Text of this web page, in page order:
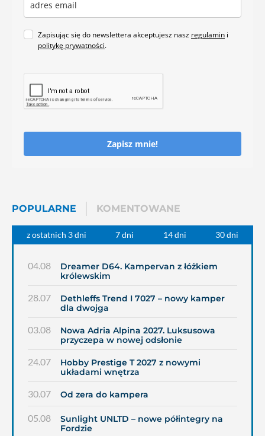
Zapisując się do newslettera akceptujesz nasz regulamin i
politykę prywatności.
Zapisz mnie!
POPULARNE KOMENTOWANE
z ostatnich 3 dni 7 dni 14 dni 30 dni
04.08
Dreamer D64. Kampervan z łóżkiem
królewskim
28.07
Dethleffs Trend I 7027 – nowy kamper
dla dwojga
03.08
Nowa Adria Alpina 2027. Luksusowa
przyczepa w nowej odsłonie
24.07
Hobby Prestige T 2027 z nowymi
układami wnętrza
30.07 Od zera do kampera
05.08
Sunlight UNLTD – nowe półintegry na
Fordzie